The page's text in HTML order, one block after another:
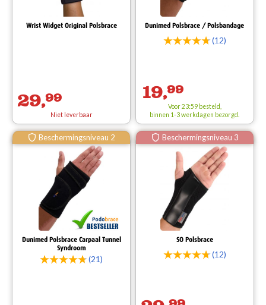
Wrist Widget Original Polsbrace
29,99
Niet leverbaar
Dunimed Polsbrace / Polsbandage
(12)
19,99
Voor 23:59 besteld,
binnen 1-3 werkdagen bezorgd.
Beschermingsniveau 2
Dunimed Polsbrace Carpaal Tunnel
Syndroom
(21)
Beschermingsniveau 3
SO Polsbrace
(12)